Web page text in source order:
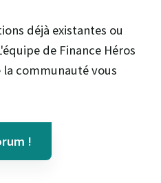
déjà existantes ou
de Finance Héros
communauté vous
!